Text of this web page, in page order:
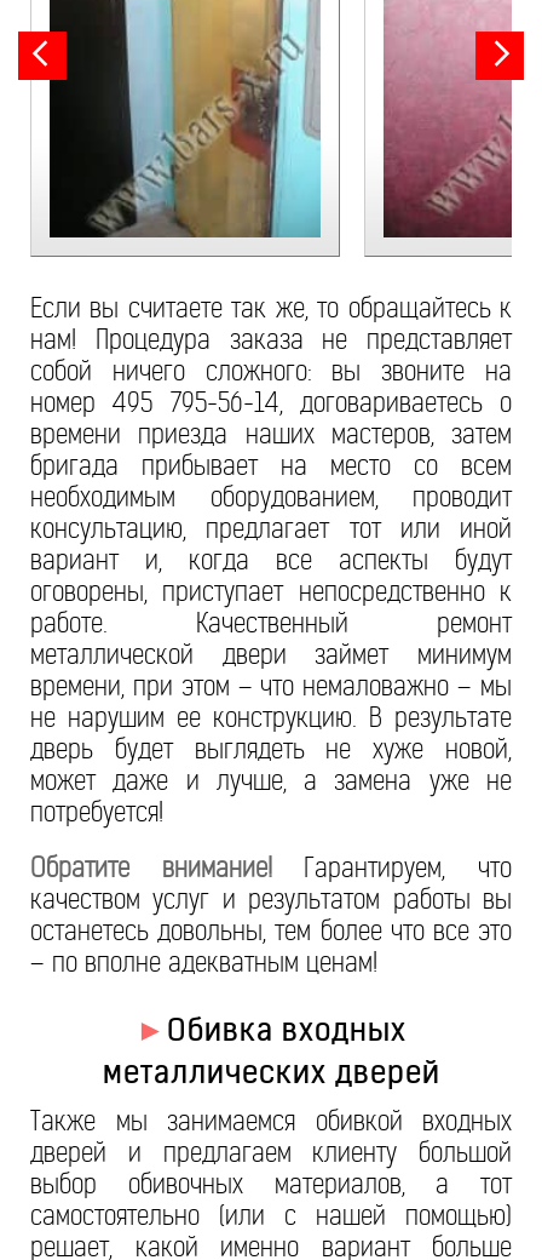
Если вы считаете так же, то обращайтесь к
нам! Процедура заказа не представляет
собой ничего сложного: вы звоните на
номер 495 795-56-14, договариваетесь о
времени приезда наших мастеров, затем
бригада прибывает на место со всем
необходимым оборудованием, проводит
консультацию, предлагает тот или иной
вариант и, когда все аспекты будут
оговорены, приступает непосредственно к
работе. Качественный ремонт
металлической двери займет минимум
времени, при этом – что немаловажно – мы
не нарушим ее конструкцию. В результате
дверь будет выглядеть не хуже новой,
может даже и лучше, а замена уже не
потребуется!
Обратите внимание! Гарантируем, что
качеством услуг и результатом работы вы
останетесь довольны, тем более что все это
– по вполне адекватным ценам!
► Обивка входных
металлических дверей
Также мы занимаемся обивкой входных
дверей и предлагаем клиенту большой
выбор обивочных материалов, а тот
самостоятельно (или с нашей помощью)
решает, какой именно вариант больше